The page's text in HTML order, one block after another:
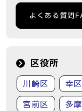
よくある質問
区役所
川崎区 幸区
宮前区 多